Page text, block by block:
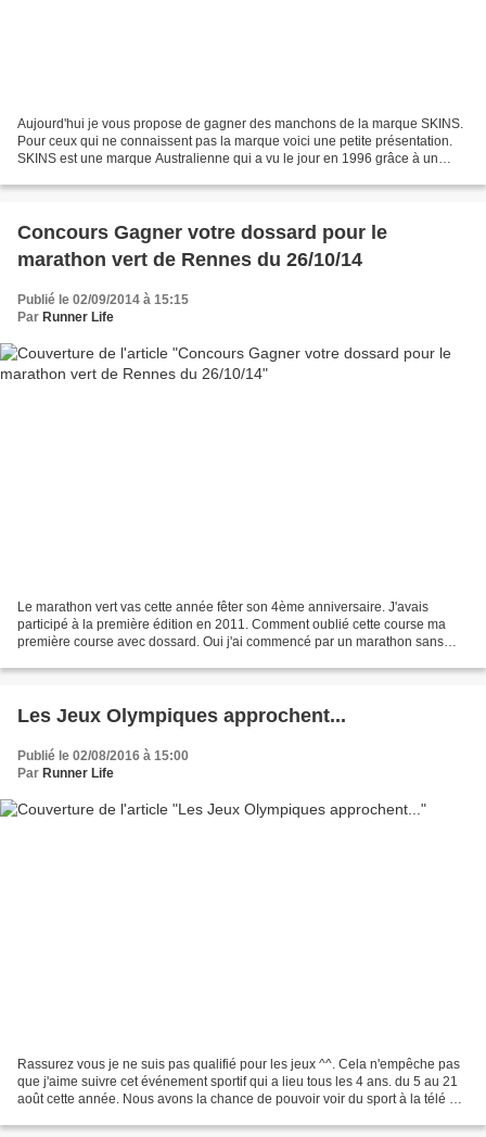
Aujourd'hui je vous propose de gagner des manchons de la marque SKINS.
Pour ceux qui ne connaissent pas la marque voici une petite présentation.
SKINS est une marque Australienne qui a vu le jour en 1996 grâce à un
Concours Gagner votre dossard pour le
marathon vert de Rennes du 26/10/14
Publié le 02/09/2014 à 15:15
Par Runner Life
Le marathon vert vas cette année fêter son 4ème anniversaire. J'avais
participé à la première édition en 2011. Comment oublié cette course ma
première course avec dossard. Oui j'ai commencé par un marathon sans
Les Jeux Olympiques approchent...
Publié le 02/08/2016 à 15:00
Par Runner Life
Rassurez vous je ne suis pas qualifié pour les jeux ^^. Cela n'empêche pas
que j'aime suivre cet événement sportif qui a lieu tous les 4 ans. du 5 au 21
août cette année. Nous avons la chance de pouvoir voir du sport à la télé et